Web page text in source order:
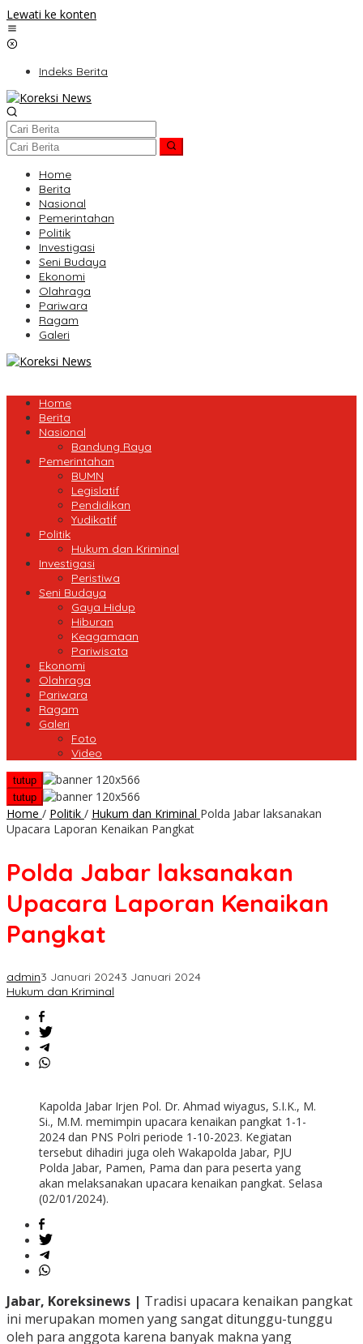
Lewati ke konten
Indeks Berita
Home
Berita
Nasional
Pemerintahan
Politik
Investigasi
Seni Budaya
Ekonomi
Olahraga
Pariwara
Ragam
Galeri
Home
Berita
Nasional
Bandung Raya
Pemerintahan
BUMN
Legislatif
Pendidikan
Yudikatif
Politik
Hukum dan Kriminal
Investigasi
Peristiwa
Seni Budaya
Gaya Hidup
Hiburan
Keagamaan
Pariwisata
Ekonomi
Olahraga
Pariwara
Ragam
Galeri
Foto
Video
tutup
tutup
Home / Politik / Hukum dan Kriminal Polda Jabar laksanakan
Upacara Laporan Kenaikan Pangkat
Polda Jabar laksanakan
Upacara Laporan Kenaikan
Pangkat
admin3 Januari 20243 Januari 2024
Hukum dan Kriminal
Kapolda Jabar Irjen Pol. Dr. Ahmad wiyagus, S.I.K., M.
Si., M.M. memimpin upacara kenaikan pangkat 1-1-
2024 dan PNS Polri periode 1-10-2023. Kegiatan
tersebut dihadiri juga oleh Wakapolda Jabar, PJU
Polda Jabar, Pamen, Pama dan para peserta yang
akan melaksanakan upacara kenaikan pangkat. Selasa
(02/01/2024).
Jabar, Koreksinews | Tradisi upacara kenaikan pangkat
ini merupakan momen yang sangat ditunggu-tunggu
oleh para anggota karena banyak makna yang